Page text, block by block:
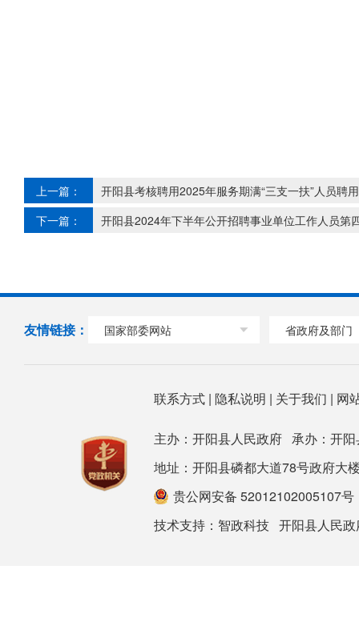
上一篇：
开阳县考核聘用2025年服务期满“三支一扶”人员聘
下一篇：
开阳县2024年下半年公开招聘事业单位工作人员第
友情链接： 国家部委网站 省政府及部门
联系方式| 隐私说明 | 关于我们 | 网
主办：开阳县人民政府 承办：开
地址：开阳县磷都大道78号政府
贵公网安备 52012102005107号
技术支持： 智政科技 开阳县人民